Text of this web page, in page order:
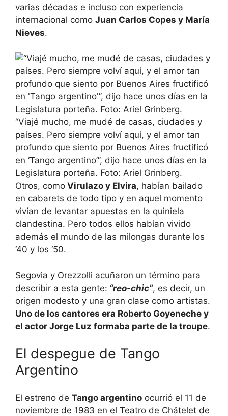
varias décadas e incluso con experiencia
internacional como Juan Carlos Copes y María
Nieves.
“Viajé mucho, me mudé de casas, ciudades y
países. Pero siempre volví aquí, y el amor tan
profundo que siento por Buenos Aires fructificó
en ‘Tango argentino’”, dijo hace unos días en la
Legislatura porteña. Foto: Ariel Grinberg.
Otros, como Virulazo y Elvira, habían bailado
en cabarets de todo tipo y en aquel momento
vivían de levantar apuestas en la quiniela
clandestina. Pero todos ellos habían vivido
además el mundo de las milongas durante los
‘40 y los ‘50.
Segovia y Orezzolli acuñaron un término para
describir a esta gente: “reo-chic”, es decir, un
origen modesto y una gran clase como artistas.
Uno de los cantores era Roberto Goyeneche y
el actor Jorge Luz formaba parte de la troupe.
El despegue de Tango
Argentino
El estreno de Tango argentino ocurrió el 11 de
noviembre de 1983 en el Teatro de Châtelet de